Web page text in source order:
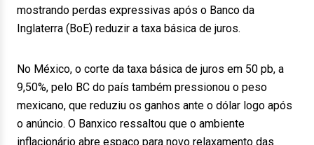
mostrando perdas expressivas após o Banco da
Inglaterra (BoE) reduzir a taxa básica de juros.
No México, o corte da taxa básica de juros em 50 pb, a
9,50%, pelo BC do país também pressionou o peso
mexicano, que reduziu os ganhos ante o dólar logo após
o anúncio. O Banxico ressaltou que o ambiente
inflacionário abre espaço para novo relaxamento das